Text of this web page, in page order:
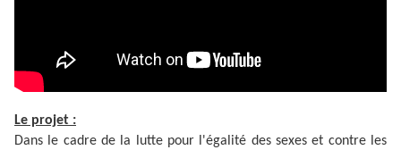
Le projet :
Dans le cadre de la lutte pour l'égalité des sexes et contre les